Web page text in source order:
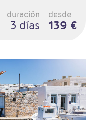
duración
3 días
desde
139 €